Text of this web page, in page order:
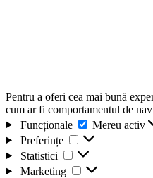
Pentru a oferi cea mai bună
cum ar fi comportamentul de
Funcționale
Funcționale
Mereu activ
Preferințe
Preferințe
Statistici
Statistici
Marketing
Marketing